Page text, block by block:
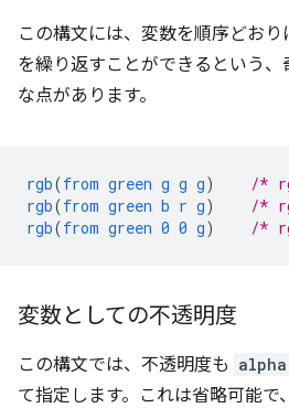
この構文には、変数を順序どお
を繰り返すことができるという
な点があります。
rgb(from green g g g)
/*
rgb(from green b r g)
/*
rgb(from green 0 0 g) /*
変数としての不透明度
この構文では、不透明度も alpha
て指定します。これは省略可能で